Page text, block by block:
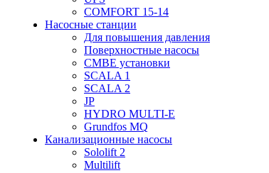
COMFORT 15-14
Насосные станции
Для повышения давления
Поверхностные насосы
CMBE установки
SCALA 1
SCALA 2
JP
HYDRO MULTI-E
Grundfos MQ
Канализационные насосы
Sololift 2
Multilift